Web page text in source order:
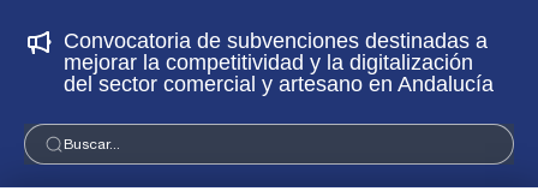
Convocatoria de subvenciones destinadas a
mejorar la competitividad y la digitalización
del sector comercial y artesano en Andalucía
Buscar...